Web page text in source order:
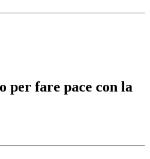
per fare pace con la